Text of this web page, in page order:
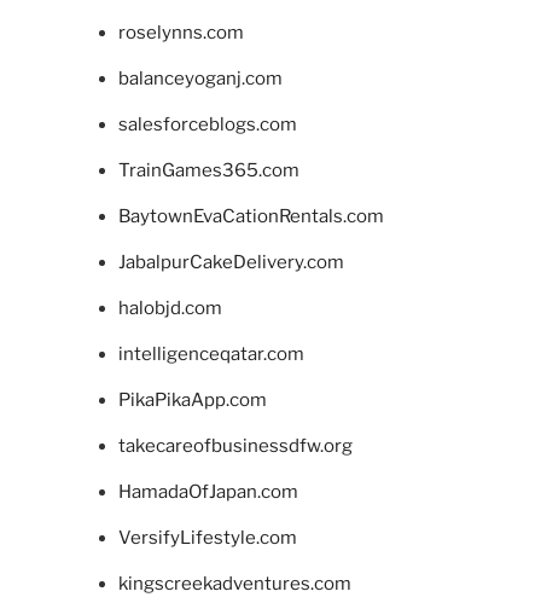
roselynns.com
balanceyoganj.com
salesforceblogs.com
TrainGames365.com
BaytownEvaCationRentals.com
JabalpurCakeDelivery.com
halobjd.com
intelligenceqatar.com
PikaPikaApp.com
takecareofbusinessdfw.org
HamadaOfJapan.com
VersifyLifestyle.com
kingscreekadventures.com